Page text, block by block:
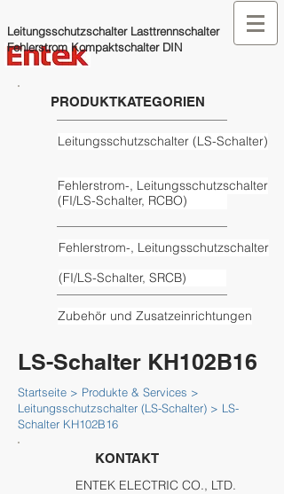
Leitungsschutzschalter Lasttrennschalter
Fehlerstrom Kompaktschalter DIN
PRODUKTKATEGORIEN
Leitungsschutzschalter (LS-­Schal­ter)
Feh­ler­strom-, Lei­tungs­schutz­schal­ter
(FI/LS-Schalter, RCBO)
Feh­ler­strom-, Lei­tungs­schutz­schal­ter
(FI/LS-Schalter, SRCB)
Zubehör und Zusatz­ein­rich­tungen
LS-Schalter KH102B16
Startseite > Produkte & Services >
Leitungsschutzschalter (LS-­Schal­ter) > LS-
Schalter KH102B16
KONTAKT
ENTEK ELECTRIC CO., LTD.